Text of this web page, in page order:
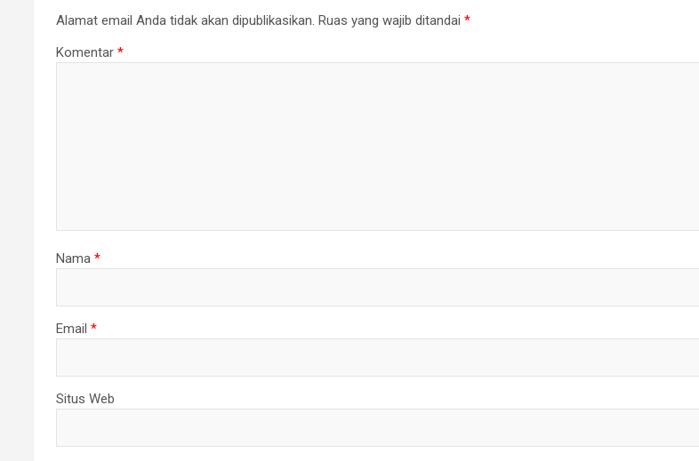
Alamat email Anda tidak akan dipublikasikan. Ruas yang wajib ditandai *
Komentar *
Nama *
Email *
Situs Web